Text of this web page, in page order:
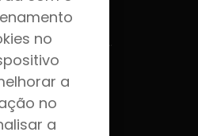
20h
-
no
a
no
a